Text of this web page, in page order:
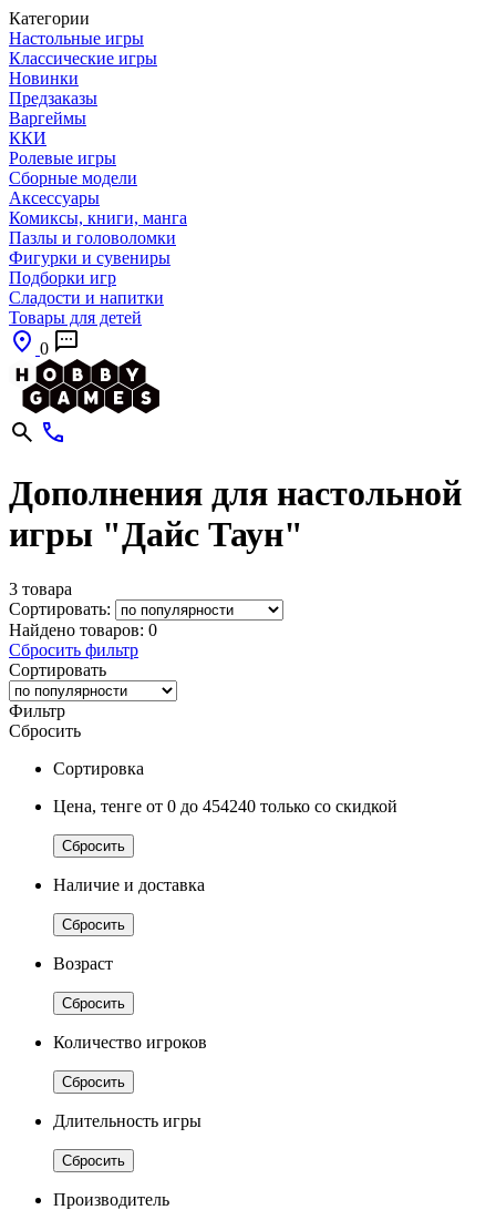
Категории
Настольные игры
Классические игры
Новинки
Предзаказы
Варгеймы
ККИ
Ролевые игры
Сборные модели
Аксессуары
Комиксы, книги, манга
Пазлы и головоломки
Фигурки и сувениры
Подборки игр
Сладости и напитки
Товары для детей
0
Дополнения для настольной
игры "Дайс Таун"
3 товара
Сортировать:
Найдено товаров: 0
Сбросить фильтр
Сортировать
Фильтр
Сбросить
Сортировка
Цена, тенге от 0 до 454240 только со скидкой
Сбросить
Наличие и доставка
Сбросить
Возраст
Сбросить
Количество игроков
Сбросить
Длительность игры
Сбросить
Производитель